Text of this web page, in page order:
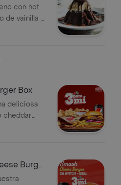
con hot
de vainilla y
Chilis
Box
deliciosa
cheddar
y
Burger